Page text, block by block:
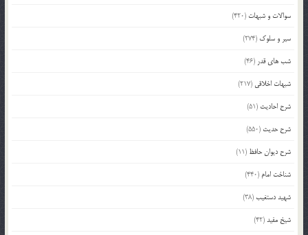
سوالات و شبهات (420)
سیر و سلوک (274)
شب های قدر (46)
شبهات اخلاقی (217)
شرح احادیث (51)
شرح حدیث (550)
شرح دیوان حافظ (11)
شناخت امام (440)
شهید دستغیب(38)
شیخ مفید(42)